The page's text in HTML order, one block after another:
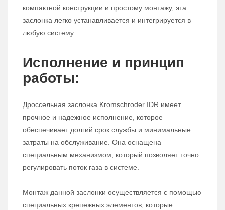
компактной конструкции и простому монтажу, эта
заслонка легко устанавливается и интегрируется в
любую систему.
Исполнение и принцип
работы:
Дроссельная заслонка Kromschroder IDR имеет
прочное и надежное исполнение, которое
обеспечивает долгий срок службы и минимальные
затраты на обслуживание. Она оснащена
специальным механизмом, который позволяет точно
регулировать поток газа в системе.
Монтаж данной заслонки осуществляется с помощью
специальных крепежных элементов, которые